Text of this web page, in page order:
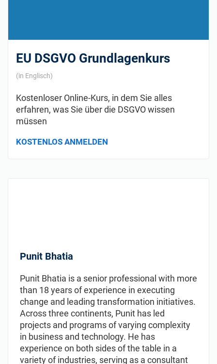
EU DSGVO Grundlagenkurs
(in Englisch)
Kostenloser Online-Kurs, in dem Sie alles
erfahren, was Sie über die DSGVO wissen
müssen
KOSTENLOS ANMELDEN
Punit Bhatia
Punit Bhatia is a senior professional with more
than 18 years of experience in executing
change and leading transformation initiatives.
Across three continents, Punit has led
projects and programs of varying complexity
in business and technology. He has
experience on both sides of the table in a
variety of industries, serving as a consultant